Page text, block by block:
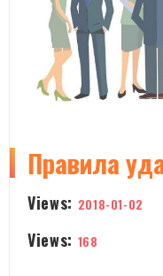
Правила
Views: 2018-01-02
Views: 168